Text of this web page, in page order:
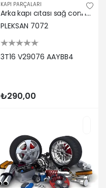
KAPI PARÇALARI
Arka kapı cıtası sağ connect 04 09 pleksan 3t16 v29076 aaybb4
PLEKSAN 7072
3T16 V29076 AAYBB4
₺290,00